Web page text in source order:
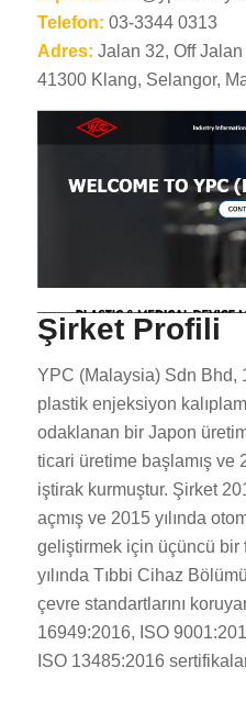
Telefon: 03-3344 0313
Adres: Jalan 32, Off
41300 Klang, Selangor,
Şirket Profili
YPC (Malaysia) Sdn Bhd,
plastik enjeksiyon
odaklanan bir Japon
ticari üretime başlamış ve
iştirak kurmuştur. Şirket
açmış ve 2015 yılında
geliştirmek için üçüncü bir
yılında Tıbbi Cihaz
çevre standartlarını
16949:2016, ISO
ISO 13485:2016